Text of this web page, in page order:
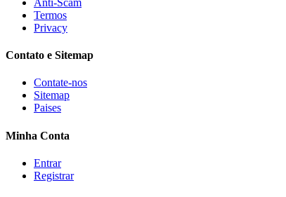
Termos
Privacy
Contato e Sitemap
Contate-nos
Sitemap
Paises
Minha Conta
Entrar
Registrar